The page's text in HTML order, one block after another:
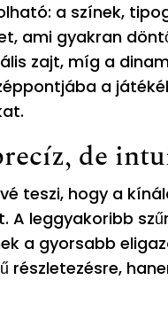
a színek,
ami gyakran
zajt, míg a
a
de
teszi, hogy a
A leggyakoribb
a gyorsabb
részletezésre,